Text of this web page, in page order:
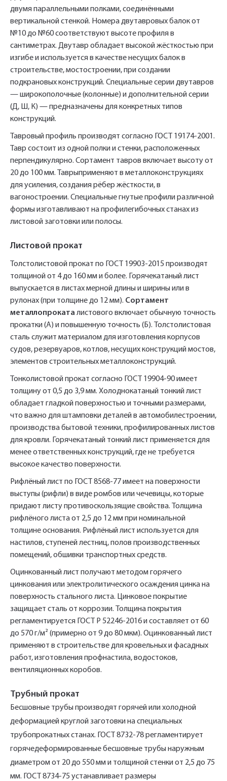
двумя параллельными полками, соединёнными
вертикальной стенкой. Номера двутавровых балок от
№10 до №60 соответствуют высоте профиля в
сантиметрах. Двутавр обладает высокой жёсткостью при
изгибе и используется в качестве несущих балок в
строительстве, мостостроении, при создании
подкрановых конструкций. Специальные серии двутавров
— широкополочные (колонные) и дополнительной серии
(Д, Ш, К) — предназначены для конкретных типов
конструкций.
Тавровый профиль производят согласно ГОСТ 19174-2001.
Тавр состоит из одной полки и стенки, расположенных
перпендикулярно. Сортамент тавров включает высоту от
20 до 100 мм. Таврыприменяют в металлоконструкциях
для усиления, создания рёбер жёсткости, в
вагоностроении. Специальные гнутые профили различной
формы изготавливают на профилегибочных станах из
листовой заготовки или полосы.
Листовой прокат
Толстолистовой прокат по ГОСТ 19903-2015 производят
толщиной от 4 до 160 мм и более. Горячекатаный лист
выпускается в листах мерной длины и ширины или в
рулонах (при толщине до 12 мм). Сортамент
металлопроката листового включает обычную точность
прокатки (А) и повышенную точность (Б). Толстолистовая
сталь служит материалом для изготовления корпусов
судов, резервуаров, котлов, несущих конструкций мостов,
элементов строительных металлоконструкций.
Тонколистовой прокат согласно ГОСТ 19904-90 имеет
толщину от 0,5 до 3,9 мм. Холоднокатаный тонкий лист
обладает гладкой поверхностью и точными размерами,
что важно для штамповки деталей в автомобилестроении,
производства бытовой техники, профилированных листов
для кровли. Горячекатаный тонкий лист применяется для
менее ответственных конструкций, где не требуется
высокое качество поверхности.
Рифлёный лист по ГОСТ 8568-77 имеет на поверхности
выступы (рифли) в виде ромбов или чечевицы, которые
придают листу противоскользящие свойства. Толщина
рифлёного листа от 2,5 до 12 мм при номинальной
толщине основания. Рифлёный лист используется для
настилов, ступеней лестниц, полов производственных
помещений, обшивки транспортных средств.
Оцинкованный лист получают методом горячего
цинкования или электролитического осаждения цинка на
поверхность стального листа. Цинковое покрытие
защищает сталь от коррозии. Толщина покрытия
регламентируется ГОСТ Р 52246-2016 и составляет от 60
до 570 г/м² (примерно от 9 до 80 мкм). Оцинкованный лист
применяют в строительстве для кровельных и фасадных
работ, изготовления профнастила, водостоков,
вентиляционных коробов.
Трубный прокат
Бесшовные трубы производят горячей или холодной
деформацией круглой заготовки на специальных
трубопрокатных станах. ГОСТ 8732-78 регламентирует
горячедеформированные бесшовные трубы наружным
диаметром от 20 до 550 мм и толщиной стенки от 2,5 до 75
мм. ГОСТ 8734-75 устанавливает размеры